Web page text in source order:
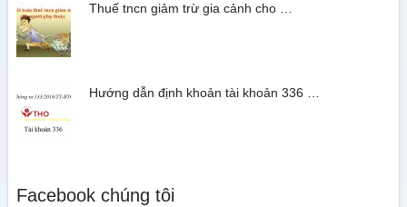
Thuế tncn giảm trừ gia cảnh cho …
Hướng dẫn định khoản tài khoản 336 …
Facebook chúng tôi